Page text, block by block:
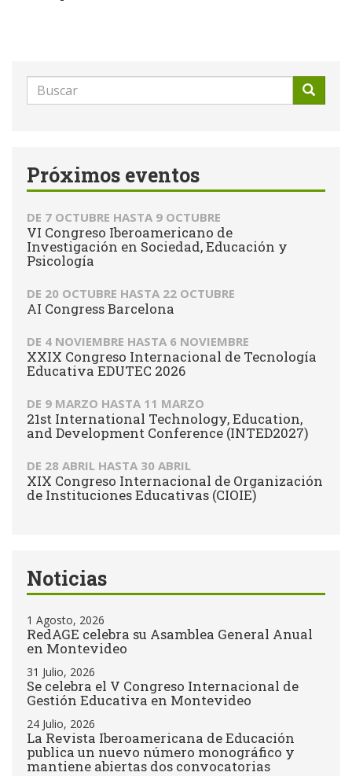
Formulario
de
Próximos eventos
DE 7 OCTUBRE HASTA 9 OCTUBRE
VI Congreso Iberoamericano de
Investigación en Sociedad, Educación y
Psicología
DE 20 OCTUBRE HASTA 22 OCTUBRE
AI Congress Barcelona
DE 4 NOVIEMBRE HASTA 6 NOVIEMBRE
XXIX Congreso Internacional de Tecnología
Educativa EDUTEC 2026
DE 9 MARZO HASTA 11 MARZO
21st International Technology, Education,
and Development Conference (INTED2027)
DE 28 ABRIL HASTA 30 ABRIL
XIX Congreso Internacional de Organización
de Instituciones Educativas (CIOIE)
Noticias
1 Agosto, 2026
RedAGE celebra su Asamblea General Anual
en Montevideo
31 Julio, 2026
Se celebra el V Congreso Internacional de
Gestión Educativa en Montevideo
24 Julio, 2026
La Revista Iberoamericana de Educación
publica un nuevo número monográfico y
mantiene abiertas dos convocatorias